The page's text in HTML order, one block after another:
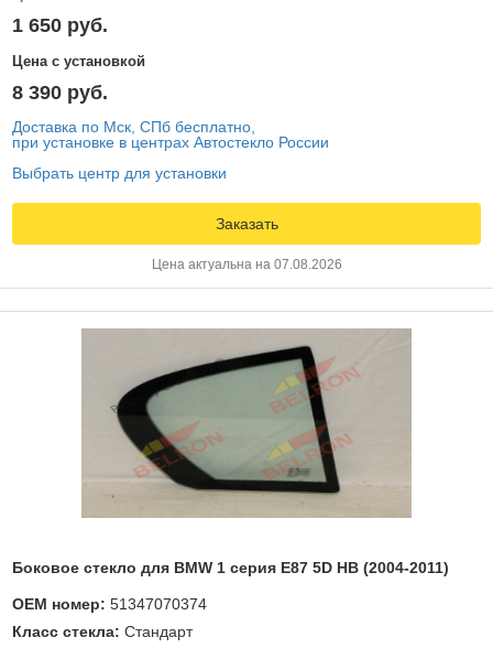
1 650 руб.
Цена с установкой
8 390 руб.
Доставка по Мск, СПб бесплатно,
при установке в центрах Автостекло России
Выбрать центр для установки
Заказать
Цена актуальна на 07.08.2026
Боковое стекло для BMW 1 серия E87 5D HB (2004-2011)
OEM номер: 51347070374
Класс стекла: Стандарт